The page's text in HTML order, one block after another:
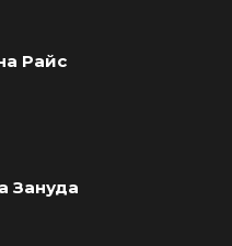
Райс
Зануда